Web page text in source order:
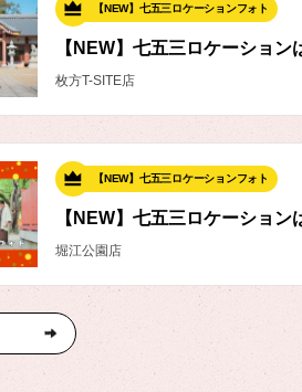
【NEW】七五三ロケーションフォト
【NEW】七五三ロケーション
枚方T-SITE店
【NEW】七五三ロケーションフォト
【NEW】七五三ロケーション
堀江公園店